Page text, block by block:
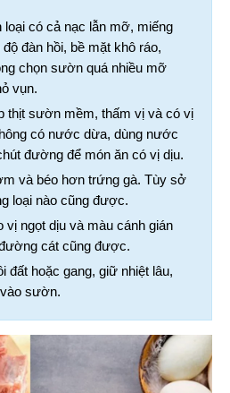
loại có cả nạc lẫn mỡ, miếng
đàn hồi, bề mặt khô ráo,
chọn sườn quá nhiều mỡ
vụn.
thịt sườn mềm, thấm vị và có vị
có nước dừa, dùng nước
đường để món ăn có vị dịu.
và béo hơn trứng gà. Tùy sở
loại nào cũng được.
vị ngọt dịu và màu cánh gián
cát cũng được.
đất hoặc gang, giữ nhiệt lâu,
sườn.